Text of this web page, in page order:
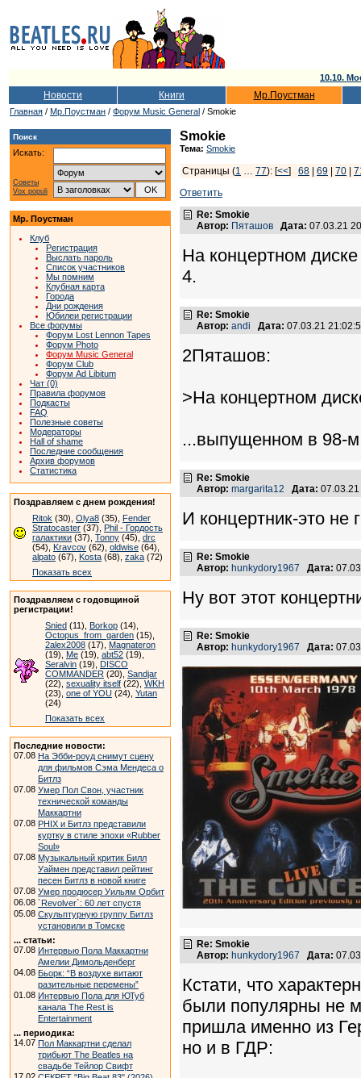
10.10.
Новости Книги Мр.Поустман
Главная / Мр.Поустман / Форум Music General / Smokie
Поиск
Искать:
Советы
Vox populi
Мр. Поустман
Клуб
Регистрация
Выслать пароль
Список участников
Мы помним
Клубная карта
Города
Дни рождения
Юбилеи регистрации
Все форумы
Форум Lost Lennon Tapes
Форум Photo
Форум Music General
Форум Club
Форум Ad Libitum
Чат (0)
Правила форумов
Подкасты
FAQ
Полезные советы
Модераторы
Hall of shame
Последние сообщения
Архив форумов
Статистика
Поздравляем с днем рождения!
Ritok (30), Olya8 (35), Fender
Stratocaster (37), Phil - Гордость
галактики (37), Tonny (45), drc
(54), Kravcov (62), oldwise (64),
alpato (67), Kosta (68), zaka (72)
Показать всех
Поздравляем с годовщиной
регистрации!
Snied (11), Borkop (14),
Octopus_from_garden (15),
2alex2008 (17), Magnateron
(19), Me (19), abt52 (19),
Seralvin (19), DISCO
COMMANDER (20), Sandjar
(22), sexuality itself (22), WKH
(23), one of YOU (24), Yutan
(24)
Показать всех
Последние новости:
07.08 На Эбби-роуд снимут сцену
для фильмов Сэма Мендеса о
Битлз
07.08 Умер Пол Свон, участник
технической команды
Маккартни
07.08 PHIX и Битлз представили
куртку в стиле эпохи «Rubber
Soul»
07.08 Музыкальный критик Билл
Уаймен представил рейтинг
песен Битлз в новой книге
07.08 Умер продюсер Уильям Орбит
06.08 `Revolver`: 60 лет спустя
05.08 Скульптурную группу Битлз
установили в Томске
... статьи:
07.08 Интервью Пола Маккартни
Амелии Димольденберг
04.08 Бьорк: “В воздухе витают
разительные перемены”
01.08 Интервью Пола для ЮТуб
канала The Rest is
Entertainment
... периодика:
14.07 Пол Маккартни сделал
трибьют The Beatles на
свадьбе Тейлор Свифт
Smokie
Тема: Smokie
Страницы (1 … 77): [<<] 68 69 70
Ответить
Re: Smokie
Автор: Пяташов Дата: 07.03.21
На концертном
4.
Re: Smokie
Автор: andi Дата: 07.03.21
2Пяташов:
>На концертном
...выпущенном в 98-
Re: Smokie
Автор: margarita12 Дата:
И концертник-это не
Re: Smokie
Автор: hunkydory1967 Дата:
Ну вот этот
Re: Smokie
Автор: hunkydory1967 Дата:
Re: Smokie
Автор: hunkydory1967 Дата:
Кстати, что
были популярны не
пришла именно из
но и в ГДР: